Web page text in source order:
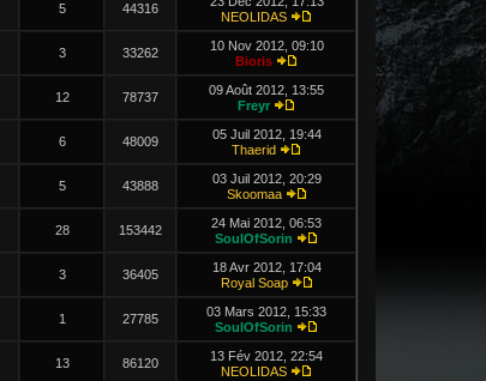
5 44316
NEOLIDAS
3 33262
10 Nov 2012, 09:10
Bioris
12 78737
09 Août 2012, 13:55
Freyr
6 48009
05 Juil 2012, 19:44
Thaerid
5 43888
03 Juil 2012, 20:29
Skoomaa
28 153442
24 Mai 2012, 06:53
SoulOfSorin
3 36405
18 Avr 2012, 17:04
Royal Soap
1 27785
03 Mars 2012, 15:33
SoulOfSorin
13 86120
13 Fév 2012, 22:54
NEOLIDAS